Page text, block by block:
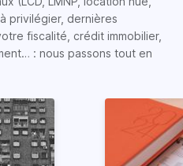
privilégier, dernières
fiscalité, crédit immobilier,
: nous passons tout en